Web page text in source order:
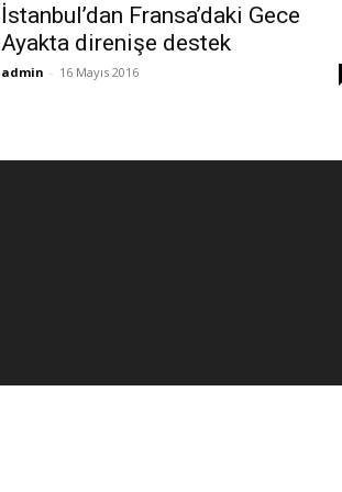
İstanbul’dan Fransa’daki Gece
Ayakta direnişe destek
admin - 16 Mayıs 2016